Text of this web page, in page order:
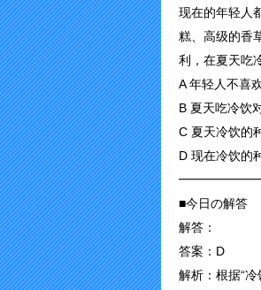
现在的年轻人
糕、高级的香
利，在夏天吃
A 年轻人不喜
B 夏天吃冷饮
C 夏天冷饮的
D 现在冷饮的
■今日の解答
解答：
答案：D
解析：根据“